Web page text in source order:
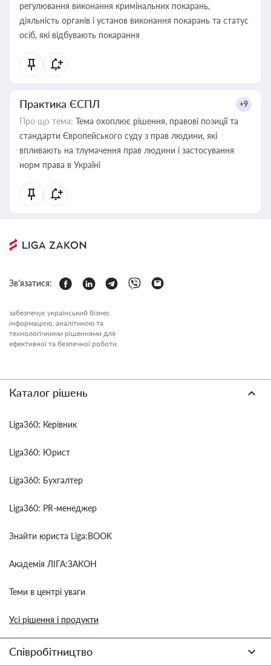
регулювання виконання кримінальних покарань,
діяльність органів і установ виконання покарань та статус
осіб, які відбувають покарання
Практика ЄСПЛ +9
Про що тема: Тема охоплює рішення, правові позиції та
стандарти Європейського суду з прав людини, які
впливають на тлумачення прав людини і застосування
норм права в Україні
Зв'язатися:
забезпечує український бізнес
інформацією, аналітикою та
технологічними рішеннями для
ефективної та безпечної роботи.
Каталог рішень
Liga360: Керівник
Liga360: Юрист
Liga360: Бухгалтер
Liga360: PR-менеджер
Знайти юриста Liga:BOOK
Академія ЛІГА:ЗАКОН
Теми в центрі уваги
Усі рішення і продукти
Співробітництво